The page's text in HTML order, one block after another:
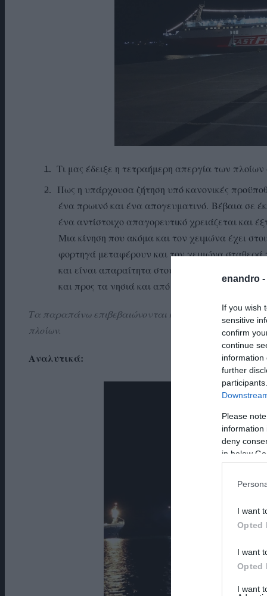
enandro -
If you wish
sensitive
confirm
continue
information
further
Please
information
deny
in below
I want
Opted
I want
Opted
I want
— Τι μας έδειξε η τετραήμερη απεργία των
–
Πως η υπάρχουσα ζήτηση υπό κανονικές
ένα πρωινό και ένα απογευματινό. Βέβαια σε
ένα αντίστοιχο απαγορευτικό χρειάζεται και
Μια κίνηση που ακόμα και τον χειμώνα έχει
φορτηγά μεταφέρουν και τον χειμώνα
και είναι απαραίτητα στους νησιώτες. ‘Οπως
και προς τα νησιά και από και προς το κέντρο
Τα παραπάνω επιβεβαιώνονται και με τα σημερινά
πλοίων.
Αναλυτικά: